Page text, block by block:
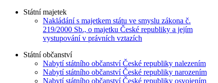
Státní majetek
Nakládání s majetkem státu ve smyslu zákona č.
219/2000 Sb., o majetku České republiky a jejím
vystupování v právních vztazích
Státní občanství
Nabytí státního občanství České republiky nalezením
Nabytí státního občanství České republiky narozením
Nabytí státního občanství České republiky osvojením